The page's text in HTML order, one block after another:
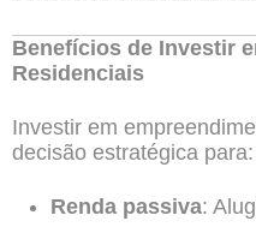
Benefícios de Investir
Residenciais
Investir em
decisão estratégica para:
Renda passiva: